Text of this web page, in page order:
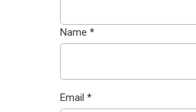
Name *
Email *